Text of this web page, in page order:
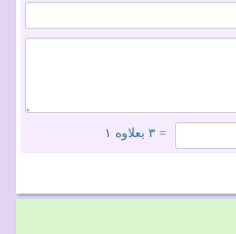
= ۳ بعلاوه ۱